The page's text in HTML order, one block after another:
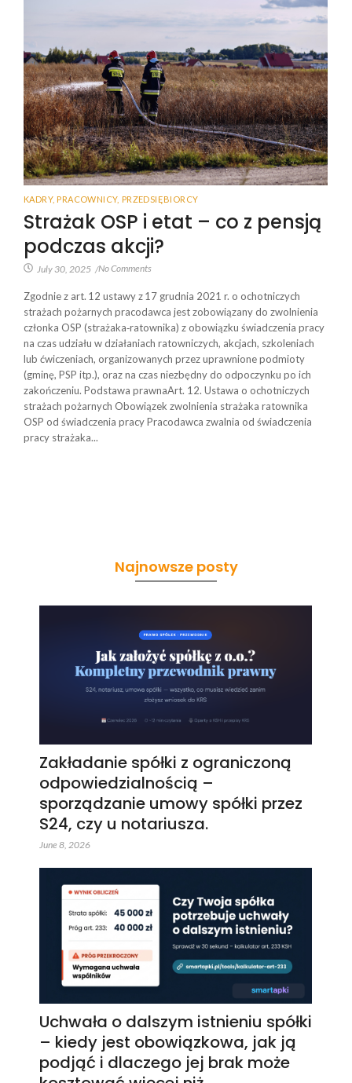
KADRY, PRACOWNICY, PRZEDSIĘBIORCY
Strażak OSP i etat – co z pensją
podczas akcji?
July 30, 2025 /No Comments
Zgodnie z art. 12 ustawy z 17 grudnia 2021 r. o ochotniczych
strażach pożarnych pracodawca jest zobowiązany do zwolnienia
członka OSP (strażaka‑ratownika) z obowiązku świadczenia pracy
na czas udziału w działaniach ratowniczych, akcjach, szkoleniach
lub ćwiczeniach, organizowanych przez uprawnione podmioty
(gminę, PSP itp.), oraz na czas niezbędny do odpoczynku po ich
zakończeniu. Podstawa prawnaArt. 12. Ustawa o ochotniczych
strażach pożarnych Obowiązek zwolnienia strażaka ratownika
OSP od świadczenia pracy Pracodawca zwalnia od świadczenia
pracy strażaka...
Najnowsze posty
Zakładanie spółki z ograniczoną
odpowiedzialnością –
sporządzanie umowy spółki przez
S24, czy u notariusza.
June 8, 2026
Uchwała o dalszym istnieniu spółki
– kiedy jest obowiązkowa, jak ją
podjąć i dlaczego jej brak może